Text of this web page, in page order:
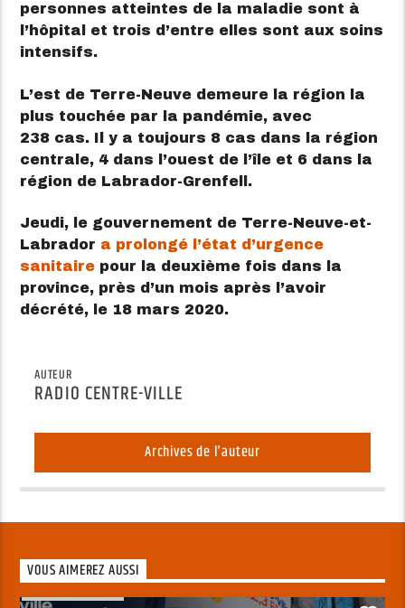
personnes atteintes de la maladie sont à
l’hôpital et trois d’entre elles sont aux soins
intensifs.
L’est de Terre-Neuve demeure la région la
plus touchée par la pandémie, avec
238 cas. Il y a toujours 8 cas dans la région
centrale, 4 dans l’ouest de l’île et 6 dans la
région de Labrador-Grenfell.
Jeudi, le gouvernement de Terre-Neuve-et-
Labrador a prolongé l’état d’urgence
sanitaire pour la deuxième fois dans la
province, près d’un mois après l’avoir
décrété, le 18 mars 2020.
AUTEUR
RADIO CENTRE-VILLE
Archives de l'auteur
VOUS AIMEREZ AUSSI